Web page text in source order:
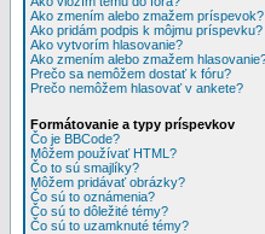
Ako zmením alebo zmažem príspevok?
Ako pridám podpis k môjmu príspevku?
Ako vytvorím hlasovanie?
Ako zmením alebo zmažem
Prečo sa nemôžem dostať k fóru?
Prečo nemôžem hlasovať v ankete?
Formátovanie a typy príspevkov
Čo je BBCode?
Môžem používať HTML?
Čo to sú smajlíky?
Môžem pridávať obrázky?
Čo sú to oznámenia?
Čo sú to dôležité témy?
Čo sú to uzamknuté témy?